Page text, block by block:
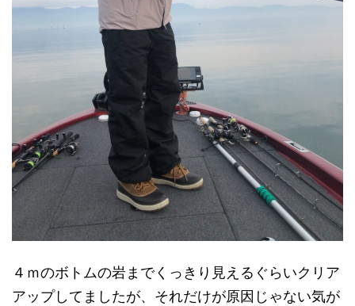
４ｍのボトムの岩までくっきり見えるぐらいクリア
アップしてましたが、それだけが原因じゃない気が